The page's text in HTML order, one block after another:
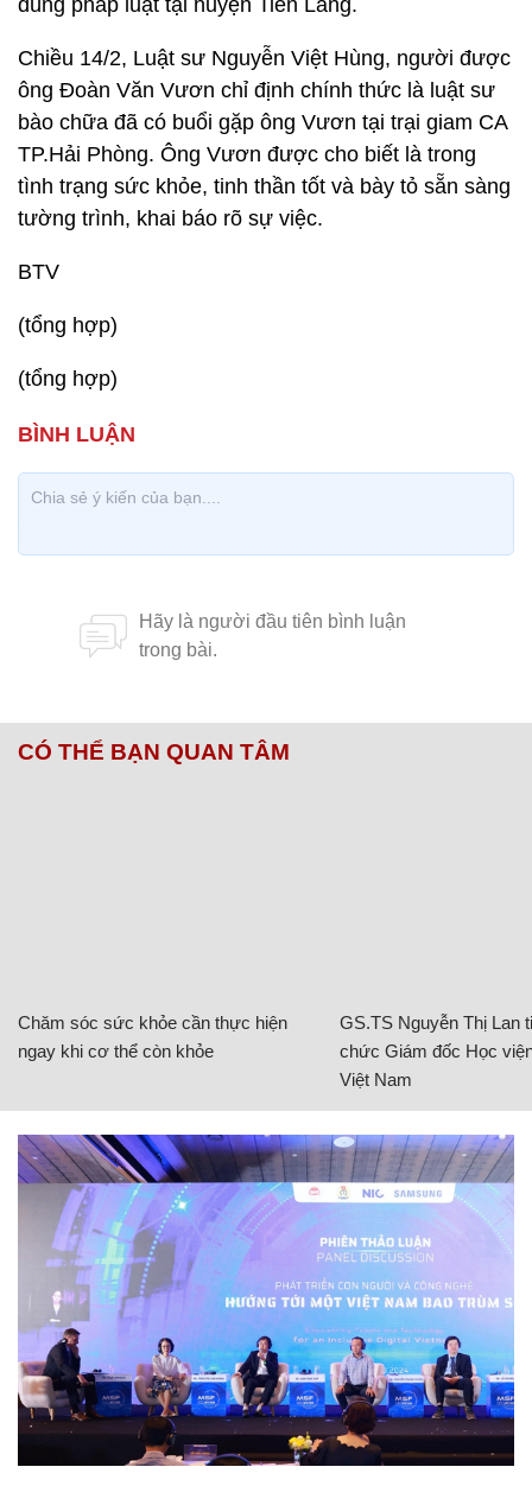
đúng pháp luật tại huyện Tiên Lãng.
Chiều 14/2, Luật sư Nguyễn Việt Hùng, người được
ông Đoàn Văn Vươn chỉ định chính thức là luật sư
bào chữa đã có buổi gặp ông Vươn tại trại giam CA
TP.Hải Phòng. Ông Vươn được cho biết là trong
tình trạng sức khỏe, tinh thần tốt và bày tỏ sẵn sàng
tường trình, khai báo rõ sự việc.
BTV
(tổng hợp)
(tổng hợp)
CÓ THỂ BẠN QUAN TÂM
Chăm sóc sức khỏe cần thực hiện
ngay khi cơ thể còn khỏe
GS.TS Nguyễn Thị Lan
chức Giám đốc Học
Việt Nam